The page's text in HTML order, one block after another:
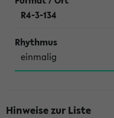
R4-3-134
einmalig
Hinweise zur Liste